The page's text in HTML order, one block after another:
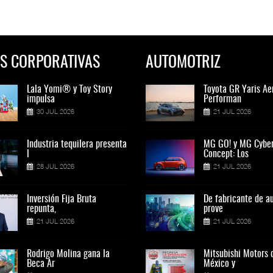
CORPORATIVAS
Lala Yomi® y Toy Story
impulsa
30 JUL 2026
Industria tequilera presenta
28 JUL 2026
Inversión Fija Bruta
repunta,
21 JUL 2026
Rodrigo Molina gana la
Beca Ar
Lala Yomi® y Toy
impulsa
30 JUL 2026
Industria tequilera
28 JUL 2026
Inversión Fija Bruta
repunta,
21 JUL 2026
Rodrigo Molina gana
Beca Ar
AUTOMOTRIZ
Toyota GR Yaris Aero
Performan
21 JUL 2026
MG GO! y MG Cyber
21 JUL 2026
De fabricante de autos a
prove
21 JUL 2026
Mitsubishi Motors de
México y
Toyota GR Yaris
Performan
21 JUL 2026
MG GO! y MG
Concept: Los
21 JUL 2026
De fabricante de
prove
21 JUL 2026
Mitsubishi Motors
México y